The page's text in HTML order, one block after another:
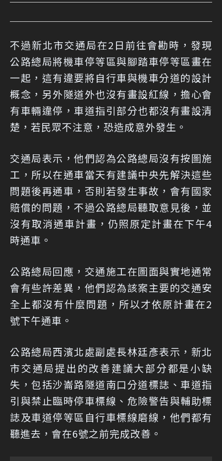
不過新北市交通局在2日前往會勘時，發現
公路總局將機車停等區與腳踏車停等區畫在
一起，這有違要將自行車與機車分道的設計
概念，另外隧道外也沒有畫設紅線，擔心會
有車輛違停，車道指引部分也都沒有畫設清
楚，若民眾不注意，恐造成意外發生。
交通局表示，他們認為公路總局沒有按圖施
工，所以在通車當天有建議中央先解決這些
問題後再通車，否則若發生事故，會有國家
賠償的問題，不過公路總局聽取意見後，並
沒有取消通車計畫，仍照原定計畫在下午4
時通車。
公路總局回應，交通施工在圖面與實地通常
會有些許差異，他們認為該案主要的交通安
全上都沒有什麼問題，所以才依原計畫在2
號下午通車。
公路總局西濱北處副處長林廷彥表示，新北
市交通局提出的改善建議大部分都是小缺
失，包括沙崙路隧道南口分道標誌、車道指
引與禁止臨時停車標線、危險警告與輔助標
誌及車道停等區自行車標線磨線，他們都有
聽進去，會在6號之前完成改善。